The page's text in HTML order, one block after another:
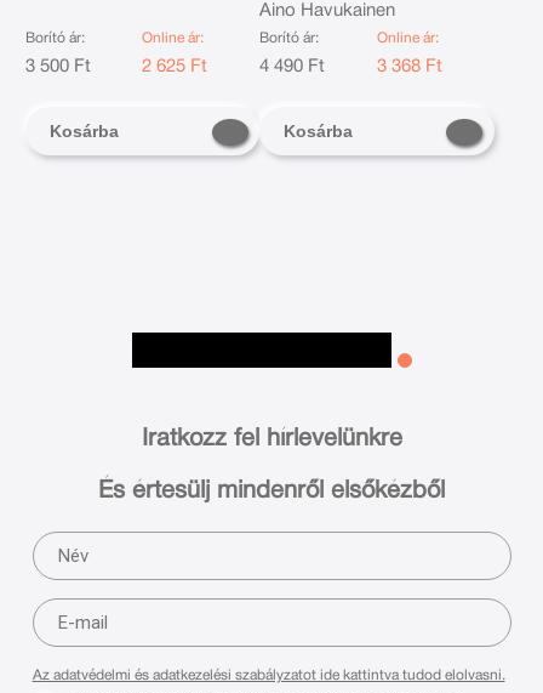
Borító ár:
3 500 Ft
Online ár:
2 625 Ft
Kosárba
Aino Havukainen
Borító ár:
4 490 Ft
Online ár:
3 368 Ft
Kosárba
Iratkozz fel hírlevelünkre
És értesülj mindenről elsőkézből
Az adatvédelmi és adatkezelési szabályzatot ide kattintva tudod elolvasni.